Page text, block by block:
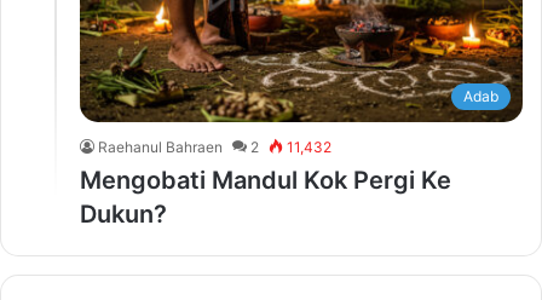
Adab
Raehanul Bahraen 2 11,432
Mengobati Mandul Kok Pergi Ke
Dukun?